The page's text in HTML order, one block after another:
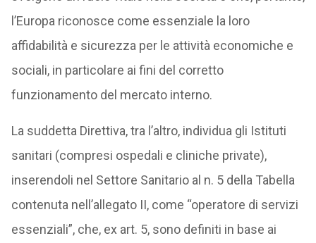
l’Europa riconosce come essenziale la loro
affidabilità e sicurezza per le attività economiche e
sociali, in particolare ai fini del corretto
funzionamento del mercato interno.
La suddetta Direttiva, tra l’altro, individua gli Istituti
sanitari (compresi ospedali e cliniche private),
inserendoli nel Settore Sanitario al n. 5 della Tabella
contenuta nell’allegato II, come “operatore di servizi
essenziali”, che, ex art. 5, sono definiti in base ai